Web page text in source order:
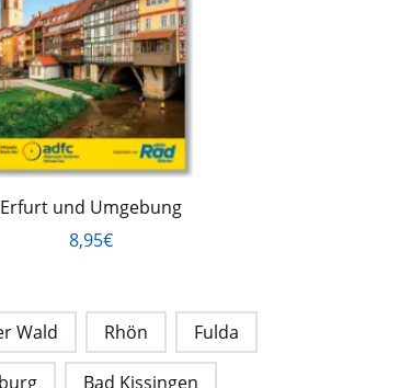
Erfurt und Umgebung
8,95€
Wald Rhön Fulda
Bad Kissingen